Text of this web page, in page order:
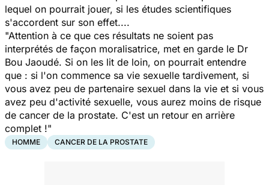
lequel on pourrait jouer, si les études scientifiques
s'accordent sur son effet....
"Attention à ce que ces résultats ne soient pas
interprétés de façon moralisatrice, met en garde le Dr
Bou Jaoudé. Si on les lit de loin, on pourrait entendre
que : si l'on commence sa vie sexuelle tardivement, si
vous avez peu de partenaire sexuel dans la vie et si vous
avez peu d'activité sexuelle, vous aurez moins de risque
de cancer de la prostate. C'est un retour en arrière
complet !"
HOMME CANCER DE LA PROSTATE